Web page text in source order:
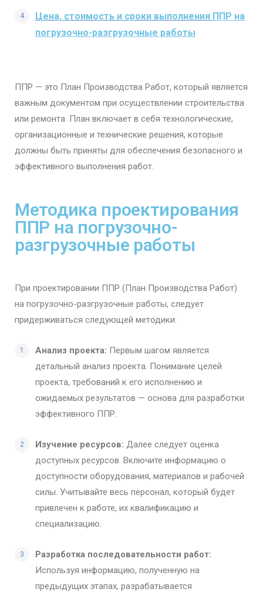
Цена, стоимость и сроки выполнения ППР на
погрузочно-разгрузочные работы
ППР — это План Производства Работ, который является
важным документом при осуществлении строительства
или ремонта. План включает в себя технологические,
организационные и технические решения, которые
должны быть приняты для обеспечения безопасного и
эффективного выполнения работ.
Методика проектирования
ППР на погрузочно-
разгрузочные работы
При проектировании ППР (План Производства Работ)
на погрузочно-разгрузочные работы, следует
придерживаться следующей методики:
Анализ проекта: Первым шагом является
детальный анализ проекта. Понимание целей
проекта, требований к его исполнению и
ожидаемых результатов — основа для разработки
эффективного ППР.
Изучение ресурсов: Далее следует оценка
доступных ресурсов. Включите информацию о
доступности оборудования, материалов и рабочей
силы. Учитывайте весь персонал, который будет
привлечен к работе, их квалификацию и
специализацию.
Разработка последовательности работ:
Используя информацию, полученную на
предыдущих этапах, разрабатывается